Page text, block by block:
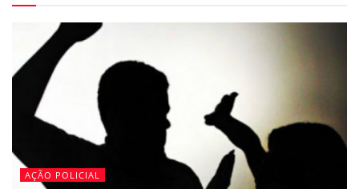
AÇÃO POLICIAL